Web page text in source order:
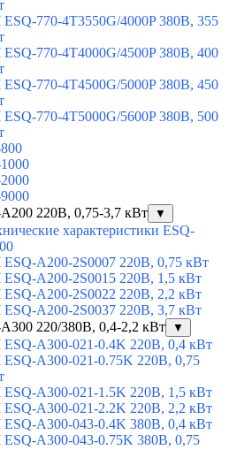
770-4T3550G/4000P 380В, 355
770-4T4000G/4500P 380В, 400
770-4T4500G/5000P 380В, 450
770-4T5000G/5600P 380В, 500
220В, 0,75-3,7 кВт
▼
характеристики ESQ-
A200-2S0007 220В, 0,75 кВт
A200-2S0015 220В, 1,5 кВт
A200-2S0022 220В, 2,2 кВт
A200-2S0037 220В, 3,7 кВт
220/380В, 0,4-2,2 кВт
▼
A300-021-0.4K 220В, 0,4 кВт
A300-021-0.75K 220В, 0,75
A300-021-1.5K 220В, 1,5 кВт
A300-021-2.2K 220В, 2,2 кВт
A300-043-0.4K 380В, 0,4 кВт
A300-043-0.75K 380В, 0,75